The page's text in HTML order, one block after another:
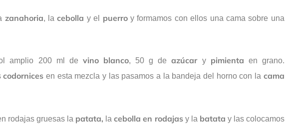
zanahoria, lacebolla y el puerroy formamos con ellos una cama sobre una
amplio 200 ml de vino blanco, 50 g deazúcary pimienta en grano.
codornices en esta mezcla y las pasamos a la bandeja del horno con la cama
rodajas gruesas la patata, la cebolla en rodajasy la batata y las colocamos